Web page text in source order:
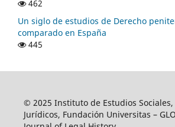
462
Un siglo de estudios de Derecho
comparado en España
445
© 2025 Instituto de Estudios Sociales,
Jurídicos, Fundación Universitas –